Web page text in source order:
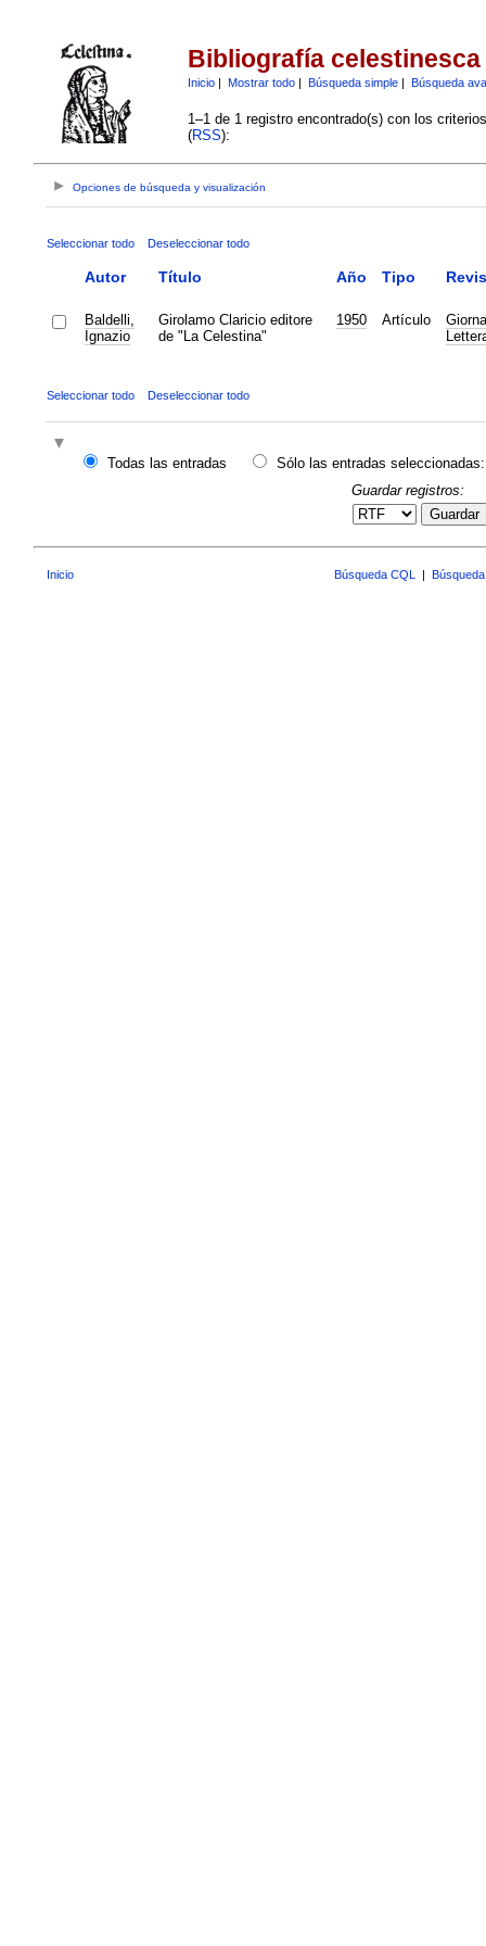
Bibliografía celestinesca
Inicio| Mostrar todo| Búsqueda simple| Búsqueda
1–1 de 1 registro encontrado(s) con los
(RSS):
Opciones de búsqueda y visualización
Seleccionar todo Deseleccionar todo
Autor Título Año Tipo
Baldelli,
Ignazio
Girolamo Claricio editore
de "La Celestina"
1950 Artículo
Seleccionar todo Deseleccionar todo
Todas las entradas
Sólo las entradas seleccionadas:
Guardar registros:
Guardar
Inicio Búsqueda CQL